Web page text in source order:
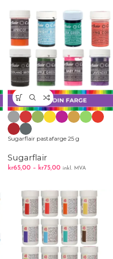
Sugarflair pastafarge 25 g
Sugarflair
kr65,00 – kr75,00 inkl. MVA